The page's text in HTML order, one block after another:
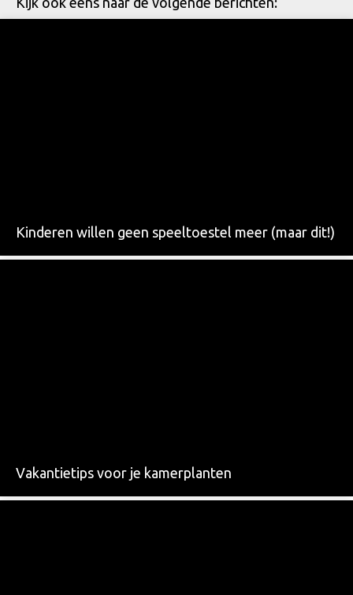
Kinderen willen geen speeltoestel meer (maar dit!)
Vakantietips voor je kamerplanten